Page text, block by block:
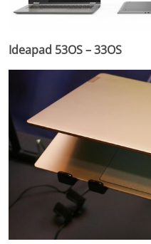
Ideapad 53OS – 33OS